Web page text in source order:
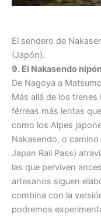
El sendero de
(Japón).
9. El Nakasendo
De Nagoya a
Más allá de los
férreas más lentas
como los Alpes
Nakasendo, o
Japan Rail Pass)
las que perviven
artesanos siguen
combina con la
podremos